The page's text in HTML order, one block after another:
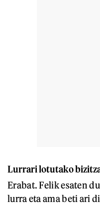
Lurrari lotutako
Erabat. Felik esaten
lurra eta ama beti ari